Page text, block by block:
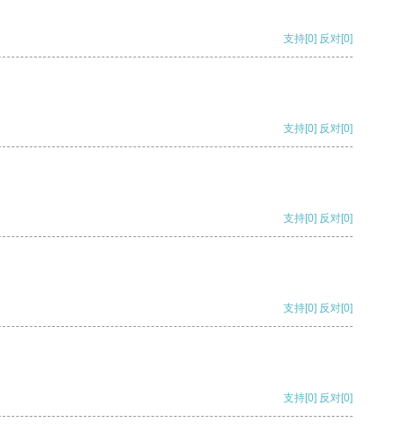
支持[0] 反对[0]
支持[0] 反对[0]
支持[0] 反对[0]
支持[0] 反对[0]
支持[0] 反对[0]